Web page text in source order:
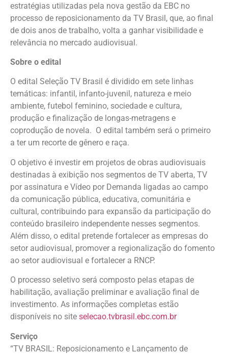
estratégias utilizadas pela nova gestão da EBC no
processo de reposicionamento da TV Brasil, que, ao final
de dois anos de trabalho, volta a ganhar visibilidade e
relevância no mercado audiovisual.
Sobre o edital
O edital Seleção TV Brasil é dividido em sete linhas
temáticas: infantil, infanto-juvenil, natureza e meio
ambiente, futebol feminino, sociedade e cultura,
produção e finalização de longas-metragens e
coprodução de novela. O edital também será o primeiro
a ter um recorte de gênero e raça.
O objetivo é investir em projetos de obras audiovisuais
destinadas à exibição nos segmentos de TV aberta, TV
por assinatura e Vídeo por Demanda ligadas ao campo
da comunicação pública, educativa, comunitária e
cultural, contribuindo para expansão da participação do
conteúdo brasileiro independente nesses segmentos.
Além disso, o edital pretende fortalecer as empresas do
setor audiovisual, promover a regionalização do fomento
ao setor audiovisual e fortalecer a RNCP.
O processo seletivo será composto pelas etapas de
habilitação, avaliação preliminar e avaliação final de
investimento. As informações completas estão
disponíveis no site selecao.tvbrasil.ebc.com.br
Serviço
“TV BRASIL: Reposicionamento e Lançamento de